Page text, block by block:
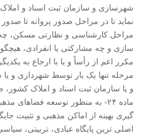
شهرسازی و سازمان ثبت اسناد و املاک
نماید تا در مراحل صدور پروانه تا
مراحل کارشناسی و نظارتی مسکن،
سازی و چه مشارکتی یا انفرادی،
مکرر اعم از رأساً و یا با ارجاع به
مرحله تنها یک بار توسط شهرداری و
و یا سازمان ثبت اسناد و املاک کشور،
ماده ۲۴- به منظور توسعه فضاهای
گیری بهینه از اماکن مذهبی و تثبیت
اصلی ترین پایگاه عبادی، تربیتی،